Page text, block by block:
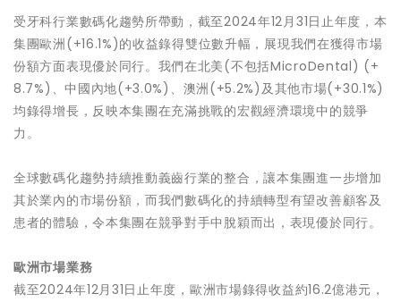
受牙科行業數碼化趨勢所帶動，截至2024年12月31日止年度，本
集團歐洲(+16.1%)的收益錄得雙位數升幅，展現我們在獲得市場
份額方面表現優於同行。我們在北美(不包括MicroDental) (+
8.7%)、中國內地(+3.0%)、澳洲(+5.2%)及其他市場(+30.1%)
均錄得增長，反映本集團在充滿挑戰的宏觀經濟環境中的競爭
力。
全球數碼化趨勢持續推動義齒行業的整合，讓本集團進一步增加
其於業內的市場份額，而我們數碼化的持續轉型有望改善顧客及
患者的體驗，令本集團在競爭對手中脫穎而出，表現優於同行。
歐洲市場業務
截至2024年12月31日止年度，歐洲市場錄得收益約16.2億港元，